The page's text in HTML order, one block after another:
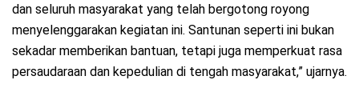
dan seluruh masyarakat yang telah bergotong royong
menyelenggarakan kegiatan ini. Santunan seperti ini bukan
sekadar memberikan bantuan, tetapi juga memperkuat rasa
persaudaraan dan kepedulian di tengah masyarakat,” ujarnya.